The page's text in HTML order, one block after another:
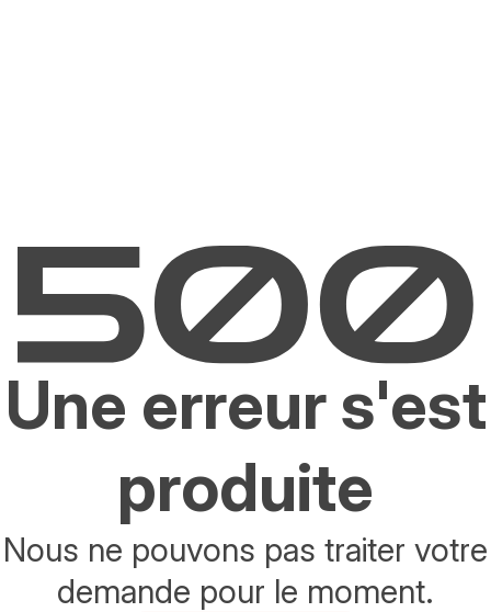
Une erreur s'est
produite
Nous ne pouvons pas traiter votre
demande pour le moment.